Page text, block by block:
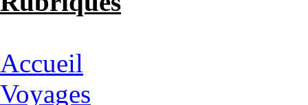
Accueil
Voyages